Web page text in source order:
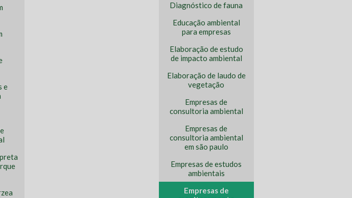
e
Diagnóstico de fauna
Educação ambiental
para empresas
Elaboração de estudo
de impacto ambiental
Elaboração de laudo de
vegetação
Empresas de
consultoria ambiental
Empresas de
consultoria ambiental
em são paulo
Empresas de estudos
ambientais
Empresas de